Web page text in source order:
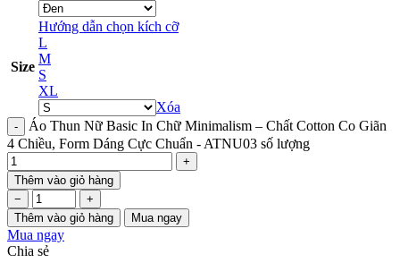
Size
Hướng dẫn chọn kích cỡ
L
M
S
XL
Xóa
Áo Thun Nữ Basic In Chữ Minimalism – Chất Cotton Co Giãn
4 Chiều, Form Dáng Cực Chuẩn - ATNU03 số lượng
Thêm vào giỏ hàng
−
+
Thêm vào giỏ hàng
Mua ngay
Mua ngay
Chia sẻ